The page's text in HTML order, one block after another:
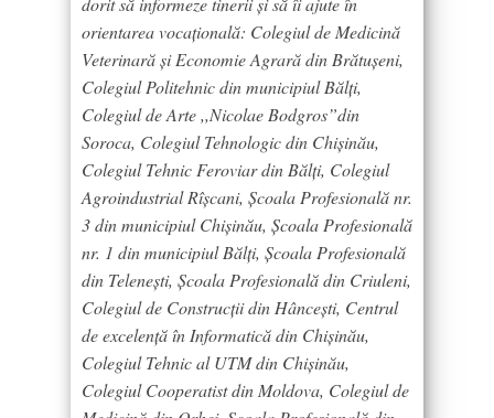
orientarea vocațională: Colegiul de Medicină
Veterinară și Economie Agrară din Brătușeni,
Colegiul Politehnic din municipiul Bălți,
Colegiul de Arte ,,Nicolae Bodgros”din
Soroca, Colegiul Tehnologic din Chișinău,
Colegiul Tehnic Feroviar din Bălți, Colegiul
Agroindustrial Rîșcani, Școala Profesională nr.
3 din municipiul Chișinău, Școala Profesională
nr. 1 din municipiul Bălți, Școala Profesională
din Telenești, Școala Profesională din Criuleni,
Colegiul de Construcții din Hâncești, Centrul
de excelență în Informatică din Chișinău,
Colegiul Tehnic al UTM din Chișinău,
Colegiul Cooperatist din Moldova, Colegiul de